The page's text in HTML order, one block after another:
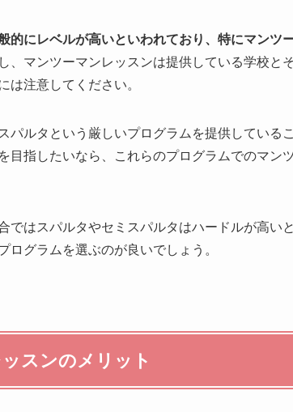
的にレベルが高いといわれており、特にマンツ
、マンツーマンレッスンは提供している学校と
は注意してください。
パルタという厳しいプログラムを提供している
目指したいなら、これらのプログラムでのマン
ではスパルタやセミスパルタはハードルが高い
ログラムを選ぶのが良いでしょう。
スンのメリット